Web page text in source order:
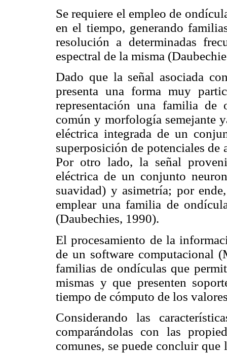
Se requiere el empleo de
en el tiempo, generando
resolución a determinadas
espectral de la misma
Dado que la señal asociada
presenta una forma muy
representación una familia de
común y morfología semejante
eléctrica integrada de un
superposición de potenciales de
Por otro lado, la señal
eléctrica de un conjunto
suavidad) y asimetría; por
emplear una familia de
(Daubechies, 1990).
El procesamiento de la
de un software computacional
familias de ondículas que
mismas y que presenten
tiempo de cómputo de los
Considerando las
comparándolas con las
comunes, se puede concluir que